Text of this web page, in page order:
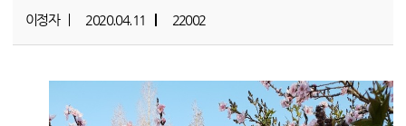
이정자 2020.04.11 22002